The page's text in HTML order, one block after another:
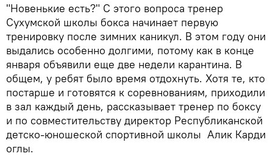
"Новенькие есть?" С этого вопроса тренер
Сухумской школы бокса начинает первую
тренировку после зимних каникул. В этом году они
выдались особенно долгими, потому как в конце
января объявили еще две недели карантина. В
общем, у ребят было время отдохнуть. Хотя те, кто
постарше и готовятся к соревнованиям, приходили
в зал каждый день, рассказывает тренер по боксу
и по совместительству директор Республиканской
детско-юношеской спортивной школы Алик Карди
оглы.